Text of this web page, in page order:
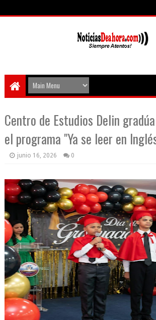
Centro de Estudios Delin
el programa "Ya se leer en
junio 16, 2026 0